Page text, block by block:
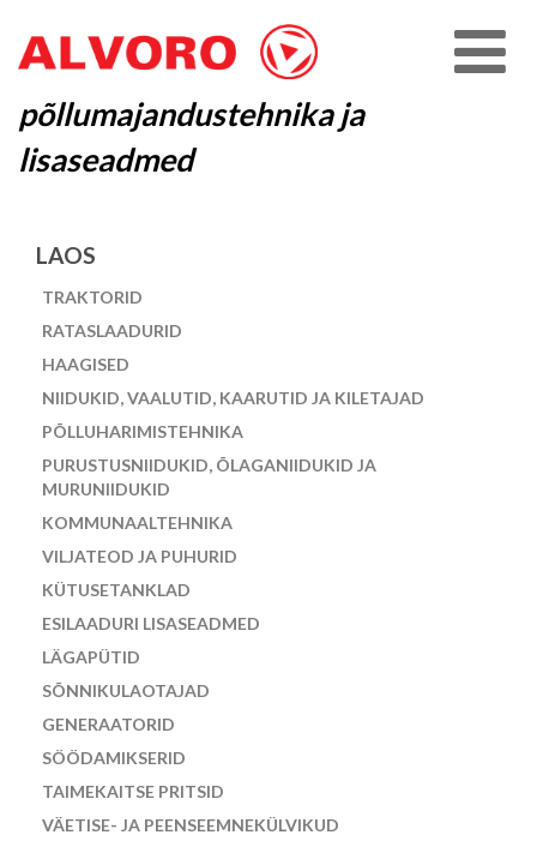
põllumajandustehnika ja
lisaseadmed
LAOS
TRAKTORID
RATASLAADURID
HAAGISED
NIIDUKID, VAALUTID, KAARUTID JA KILETAJAD
PÕLLUHARIMISTEHNIKA
PURUSTUSNIIDUKID, ÕLAGANIIDUKID JA
MURUNIIDUKID
KOMMUNAALTEHNIKA
VILJATEOD JA PUHURID
KÜTUSETANKLAD
ESILAADURI LISASEADMED
LÄGAPÜTID
SÕNNIKULAOTAJAD
GENERAATORID
SÖÖDAMIKSERID
TAIMEKAITSE PRITSID
VÄETISE- JA PEENSEEMNEKÜLVIKUD